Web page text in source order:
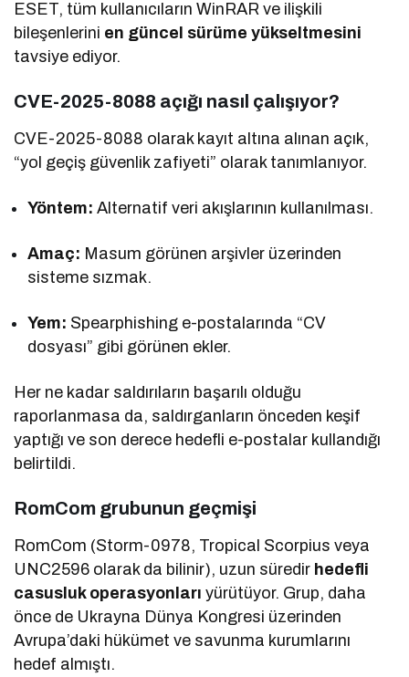
ESET, tüm kullanıcıların WinRAR ve ilişkili
bileşenlerini en güncel sürüme yükseltmesini
tavsiye ediyor.
CVE-2025-8088 açığı nasıl çalışıyor?
CVE-2025-8088 olarak kayıt altına alınan açık,
“yol geçiş güvenlik zafiyeti” olarak tanımlanıyor.
Yöntem: Alternatif veri akışlarının kullanılması.
Amaç: Masum görünen arşivler üzerinden
sisteme sızmak.
Yem: Spearphishing e-postalarında “CV
dosyası” gibi görünen ekler.
Her ne kadar saldırıların başarılı olduğu
raporlanmasa da, saldırganların önceden keşif
yaptığı ve son derece hedefli e-postalar kullandığı
belirtildi.
RomCom grubunun geçmişi
RomCom (Storm-0978, Tropical Scorpius veya
UNC2596 olarak da bilinir), uzun süredir hedefli
casusluk operasyonları yürütüyor. Grup, daha
önce de Ukrayna Dünya Kongresi üzerinden
Avrupa’daki hükümet ve savunma kurumlarını
hedef almıştı.